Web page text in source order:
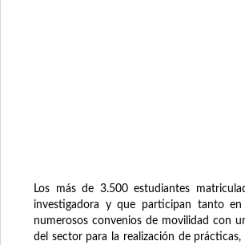
Los más de 3.500 estudiantes
investigadora y que participan tanto
numerosos convenios de movilidad con
del sector para la realización de